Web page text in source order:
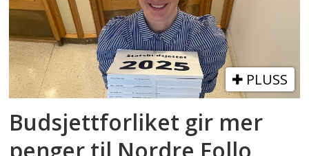
PLUSS
Budsjettforliket gir mer